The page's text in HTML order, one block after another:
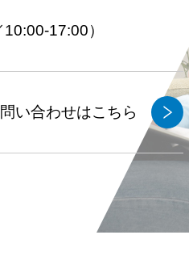
10:00-17:00）
い合わせはこちら